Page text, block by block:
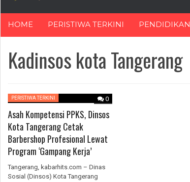
content
HOME PERISTIWA TERKINI PENDIDIKAN
Kadinsos kota Tangerang
0
PERISTIWA TERKINI
Asah Kompetensi PPKS, Dinsos
Kota Tangerang Cetak
Barbershop Profesional Lewat
Program ‘Gampang Kerja’
Tangerang, kabarhits.com – Dinas
Sosial (Dinsos) Kota Tangerang